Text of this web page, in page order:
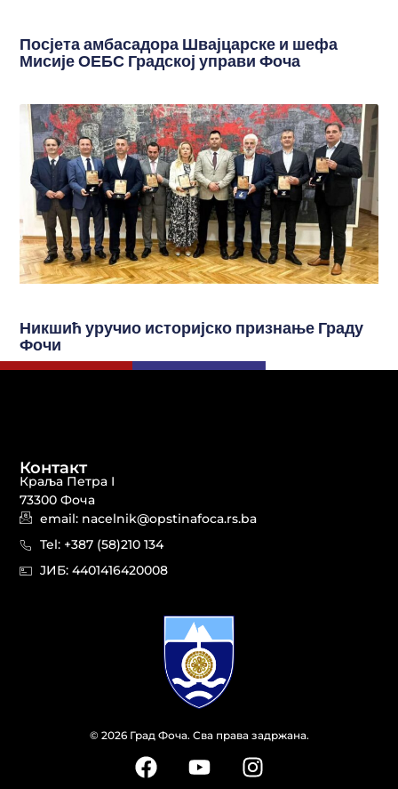
Посјета амбасадора Швајцарске и шефа
Мисије ОЕБС Градској управи Фоча
Никшић уручио историјско признање Граду
Фочи
© 2026 Град Фоча. Сва права задржана.
Контакт
Краља Петра I
73300 Фоча
email: nacelnik@opstinafoca.rs.ba
Tel: +387 (58)210 134
JИБ: 44014164​20008